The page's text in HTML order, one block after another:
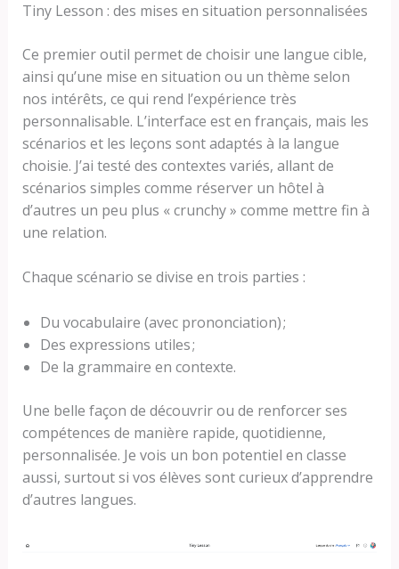
Tiny Lesson : des mises en situation personnalisées
Ce premier outil permet de choisir une langue cible,
ainsi qu’une mise en situation ou un thème selon
nos intérêts, ce qui rend l’expérience très
personnalisable. L’interface est en français, mais les
scénarios et les leçons sont adaptés à la langue
choisie. J’ai testé des contextes variés, allant de
scénarios simples comme réserver un hôtel à
d’autres un peu plus « crunchy » comme mettre fin à
une relation.
Chaque scénario se divise en trois parties :
Du vocabulaire (avec prononciation) ;
Des expressions utiles ;
De la grammaire en contexte.
Une belle façon de découvrir ou de renforcer ses
compétences de manière rapide, quotidienne,
personnalisée. Je vois un bon potentiel en classe
aussi, surtout si vos élèves sont curieux d’apprendre
d’autres langues.